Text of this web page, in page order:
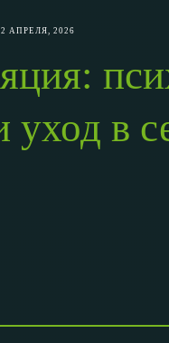
АПРЕЛЯ, 2026
уход в